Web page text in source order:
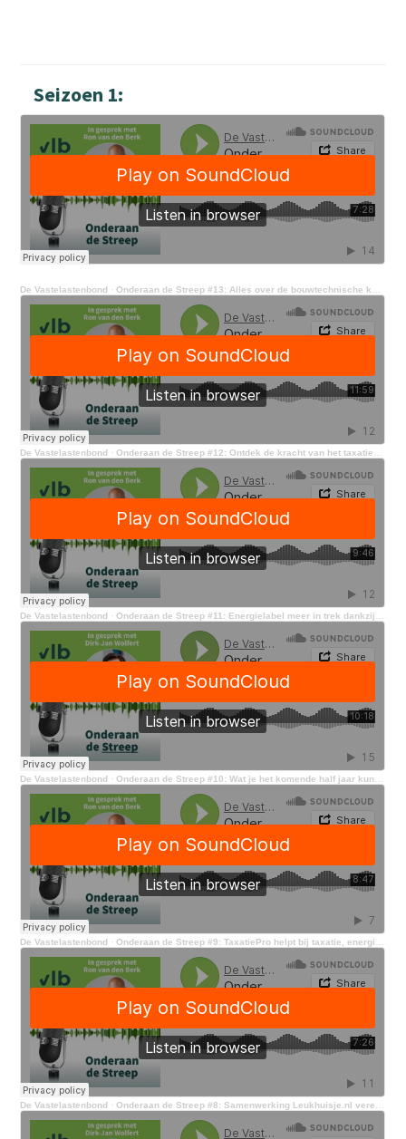
Seizoen 1:
De Vastelastenbond ·Onderaan de Streep #13: Alles over de bouwtechnische keuring hoor je in deze podcast
De Vastelastenbond ·Onderaan de Streep #12: Ontdek de kracht van het taxatierapport
De Vastelastenbond ·Onderaan de Streep #11: Energielabel meer in trek dankzij energiecrisis
De Vastelastenbond ·Onderaan de Streep #10: Wat je het komende half jaar kunt verwachten van de energiemarkt
De Vastelastenbond ·Onderaan de Streep #9: TaxatiePro helpt bij taxatie, energielabel en bouwkundig rapport
De Vastelastenbond ·Onderaan de Streep #8: Samenwerking Leukhuisje.nl vereenvoudigt verhuizing